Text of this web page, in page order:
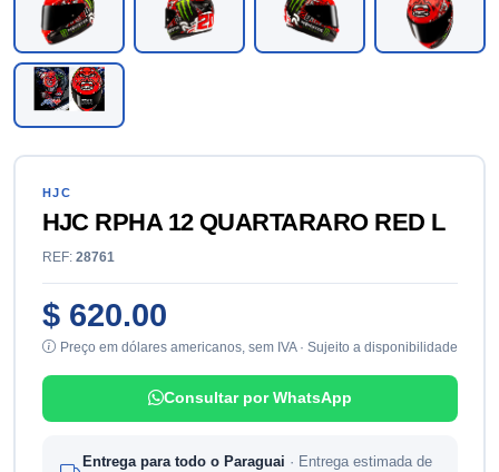
HJC
HJC RPHA 12 QUARTARARO RED L
REF: 28761
$ 620.00
Preço em dólares americanos, sem IVA · Sujeito a disponibilidade
Consultar por WhatsApp
Entrega para todo o Paraguai · Entrega estimada de